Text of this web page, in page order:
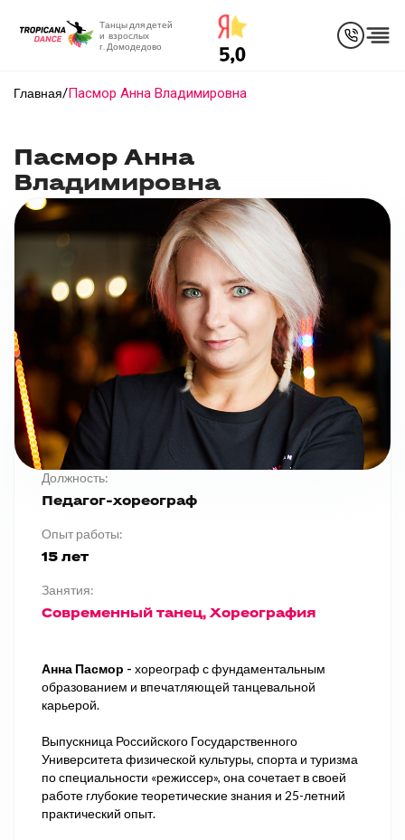
Танцы для детей
и взрослых
г. Домодедово
Главная/Пасмор Анна Владимировна
Пасмор Анна
Владимировна
Должность:
Педагог-хореограф
Опыт работы:
15 лет
Занятия:
Современный танец Хореография
Анна Пасмор - хореограф с фундаментальным
образованием и впечатляющей танцевальной
карьерой.
Выпускница Российского Государственного
Университета физической культуры, спорта и туризма
по специальности «режиссер», она сочетает в своей
работе глубокие теоретические знания и 25-летний
практический опыт.